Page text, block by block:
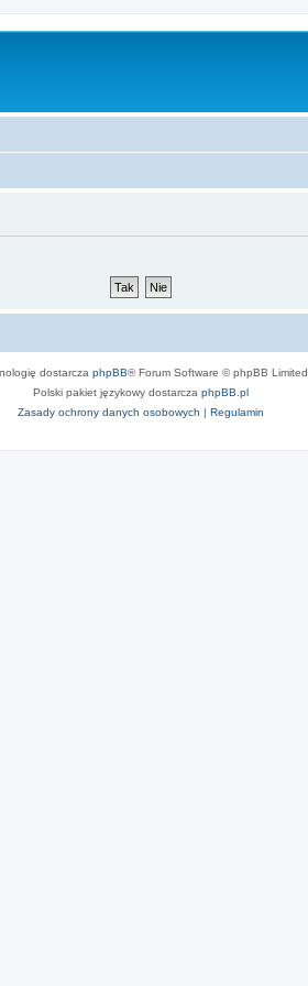
dostarcza phpBB® Forum Software © phpBB Limited
Polski pakiet językowy dostarcza phpBB.pl
Zasady ochrony danych osobowych | Regulamin